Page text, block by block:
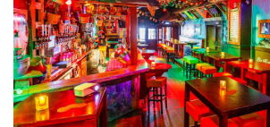
Drinken
Slapen
Recreatief
Winkels